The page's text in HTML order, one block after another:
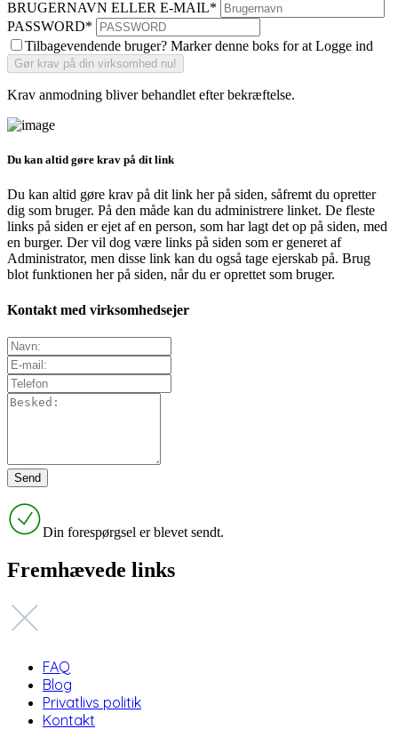
BRUGERNAVN ELLER E-MAIL*
PASSWORD*
Tilbagevendende bruger? Marker denne boks for at Logge ind
Krav anmodning bliver behandlet efter bekræftelse.
Du kan altid gøre krav på dit link
Du kan altid gøre krav på dit link her på siden, såfremt du opretter
dig som bruger. På den måde kan du administrere linket. De fleste
links på siden er ejet af en person, som har lagt det op på siden, med
en burger. Der vil dog være links på siden som er generet af
Administrator, men disse link kan du også tage ejerskab på. Brug
blot funktionen her på siden, når du er oprettet som bruger.
Kontakt med virksomhedsejer
Din forespørgsel er blevet sendt.
Fremhævede links
FAQ
Blog
Privatlivs politik
Kontakt